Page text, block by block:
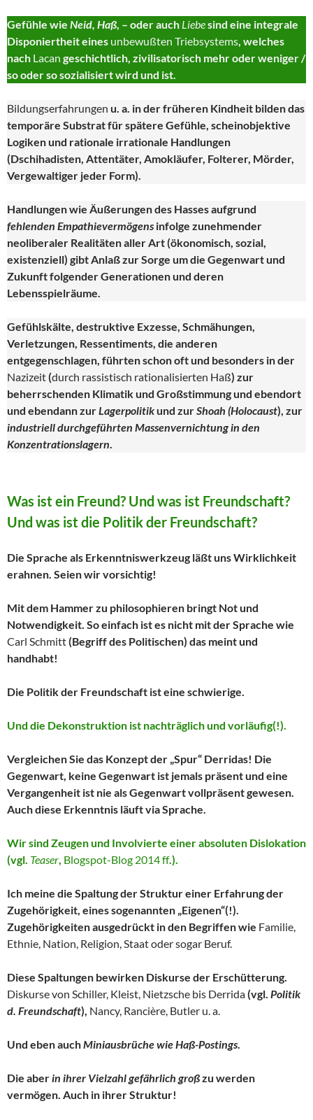
Gefühle wie Neid, Haß, – oder auch Liebesind eine integrale
Disponiertheit eines unbewußten Triebsystems, welches
nach Lacan geschichtlich, zivilisatorisch mehr oder weniger /
so oder so sozialisiert wird und ist.
Bildungserfahrungen u. a. in der früheren Kindheit bilden das
temporäre Substrat für spätere Gefühle, scheinobjektive
Logiken und rationale irrationale Handlungen
(Dschihadisten, Attentäter, Amokläufer, Folterer, Mörder,
Vergewaltiger jeder Form).
Handlungen wie Äußerungen des Hasses aufgrund
fehlenden Empathievermögens infolge zunehmender
neoliberaler Realitäten aller Art (ökonomisch, sozial,
existenziell) gibt Anlaß zur Sorge um die Gegenwart und
Zukunft folgender Generationen und deren
Lebensspielräume.
Gefühlskälte, destruktive Exzesse, Schmähungen,
Verletzungen, Ressentiments, die anderen
entgegenschlagen, führten schon oft und besonders in der
Nazizeit(durch rassistisch rationalisierten Haß) zur
beherrschenden Klimatik und Großstimmung und ebendort
und ebendann zurLagerpolitik und zurShoah (Holocaust), zur
industriell durchgeführten Massenvernichtung in den
Konzentrationslagern.
Was ist ein Freund? Und was ist Freundschaft?
Und was ist die Politik der Freundschaft?
Die Sprache als Erkenntniswerkzeug läßt uns Wirklichkeit
erahnen. Seien wir vorsichtig!
Mit dem Hammer zu philosophieren bringt Not und
Notwendigkeit. So einfach ist es nicht mit der Sprache wie
Carl Schmitt(Begriff des Politischen) das meint und
handhabt!
Die Politik der Freundschaft ist eine schwierige.
Und die Dekonstruktion ist nachträglich und vorläufig(!).
Vergleichen Sie das Konzept der „Spur“ Derridas! Die
Gegenwart, keine Gegenwart ist jemals präsent und eine
Vergangenheit ist nie als Gegenwart vollpräsent gewesen.
Auch diese Erkenntnis läuft via Sprache.
Wir sind Zeugen und Involvierte einer absoluten Dislokation
(vgl. Teaser, Blogspot-Blog 2014 ff.).
Ich meine die Spaltung der Struktur einer Erfahrung der
Zugehörigkeit, eines sogenannten „Eigenen“(!).
Zugehörigkeiten ausgedrückt in den Begriffen wie Familie,
Ethnie, Nation, Religion, Staat oder sogar Beruf.
Diese Spaltungen bewirken Diskurse der Erschütterung.
Diskurse von Schiller, Kleist, Nietzsche bis Derrida(vgl. Politik
d. Freundschaft), Nancy, Rancière, Butler u. a.
Und eben auchMiniausbrüche wie Haß-Postings.
Die aberin ihrer Vielzahl gefährlich großzu werden
vermögen. Auch in ihrer Struktur!